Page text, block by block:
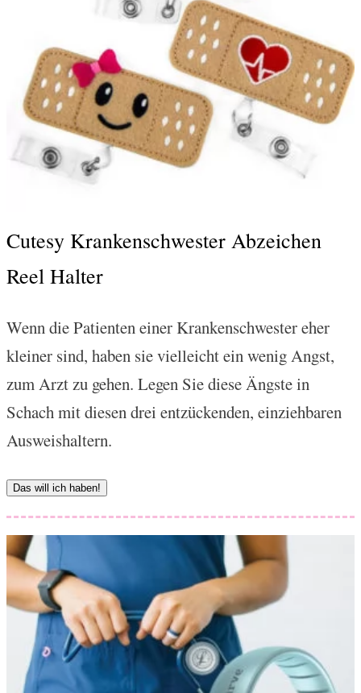
Cutesy Krankenschwester Abzeichen
Reel Halter
Wenn die Patienten einer Krankenschwester eher
kleiner sind, haben sie vielleicht ein wenig Angst,
zum Arzt zu gehen. Legen Sie diese Ängste in
Schach mit diesen drei entzückenden, einziehbaren
Ausweishaltern.
Das will ich haben!